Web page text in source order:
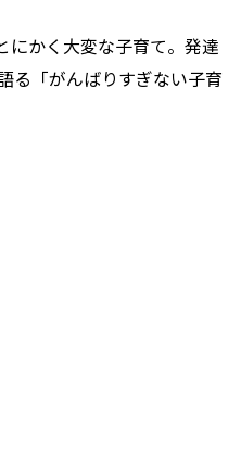
かく大変な子育て。発達
る「がんばりすぎない子育